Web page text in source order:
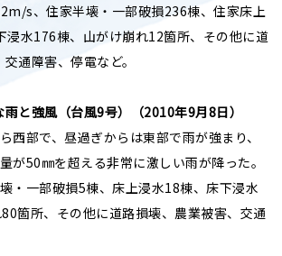
s、住家半壊・一部破損236棟、住家床上
浸水176棟、山がけ崩れ12箇所、その他に道
通障害、停電など。
と強風（台風9号）（2010年9月8日）
西部で、昼過ぎからは東部で雨が強まり、
が50㎜を超える非常に激しい雨が降った。
・一部破損5棟、床上浸水18棟、床下浸水
箇所、その他に道路損壊、農業被害、交通